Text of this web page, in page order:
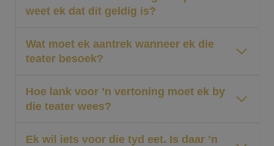
weet ek dat dit geldig is?
Wat moet ek aantrek wanneer ek die
teater besoek?
Hoe lank voor ’n vertoning moet ek by
die teater wees?
Ek wil iets voor die tyd eet. Is daar ’n